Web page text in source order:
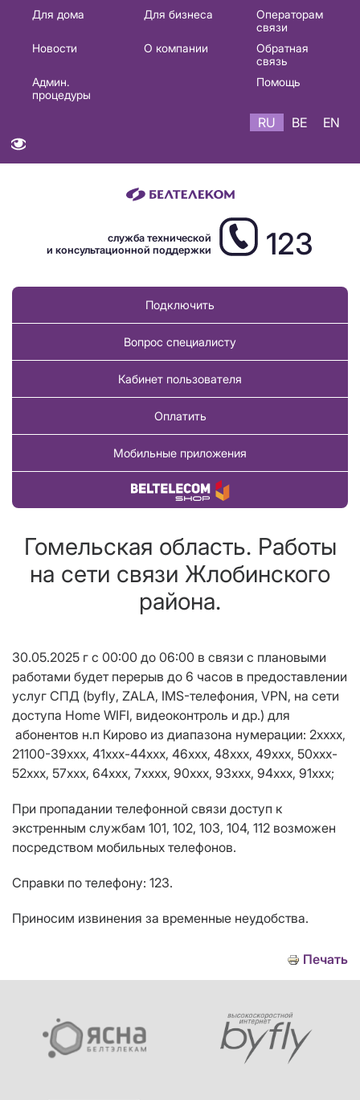
Основная
навигация
Для дома Для бизнеса
Операторам
связи
Новости
О компании
Обратная
связь
Админ.
процедуры
Помощь
RU BE EN
служба технической
и консультационной поддержки
123
Подключить
Вопрос специалисту
Кабинет пользователя
Оплатить
Мобильные приложения
Купить товар
Гомельская область. Работы
на сети связи Жлобинского
района.
30.05.2025 г с 00:00 до 06:00 в связи с плановыми
работами будет перерыв до 6 часов в предоставлении
услуг СПД (byfly, ZALA, IMS-телефония, VPN, на сети
доступа Home WIFI, видеоконтроль и др.) для
абонентов н.п Кирово из диапазона нумерации: 2хххх,
21100-39ххх, 41xxx-44ххх, 46xxх, 48xxx, 49xxx, 50xxx-
52xxx, 57ххх, 64xxx, 7хxxx, 90ххх, 93xxx, 94xxx, 91ххх;
При пропадании телефонной связи доступ к
экстренным службам 101, 102, 103, 104, 112 возможен
посредством мобильных телефонов.
Справки по телефону: 123.
Приносим извинения за временные неудобства.
Печать